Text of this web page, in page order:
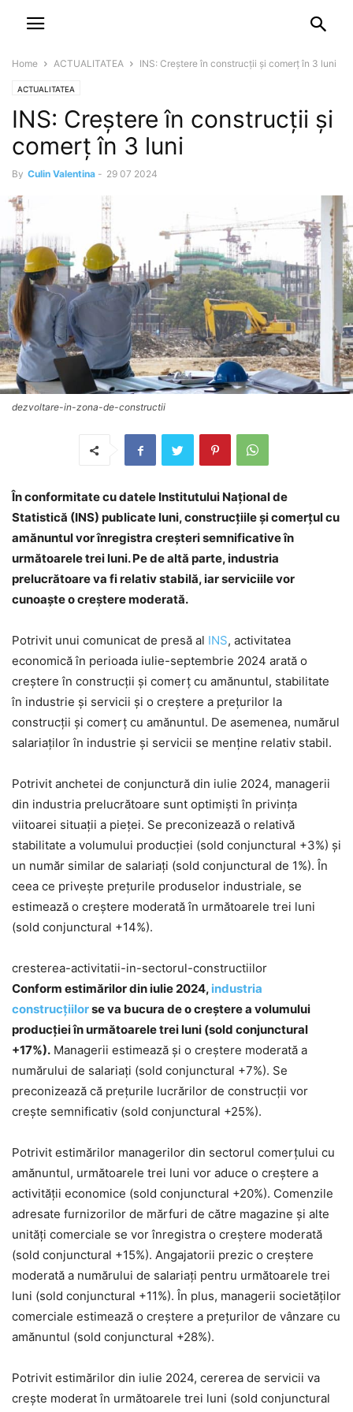
Home ACTUALITATEA INS: Creștere în construcții și comerț în 3 luni
ACTUALITATEA
INS: Creștere în construcții și
comerț în 3 luni
By Culin Valentina - 29 07 2024
dezvoltare-in-zona-de-constructii
În conformitate cu datele Institutului Național de
Statistică (INS) publicate luni, construcțiile și comerțul cu
amănuntul vor înregistra creșteri semnificative în
următoarele trei luni. Pe de altă parte, industria
prelucrătoare va fi relativ stabilă, iar serviciile vor
cunoaște o creștere moderată.
Potrivit unui comunicat de presă al INS, activitatea
economică în perioada iulie-septembrie 2024 arată o
creştere în construcţii şi comerţ cu amănuntul, stabilitate
în industrie şi servicii şi o creştere a preţurilor la
construcţii şi comerţ cu amănuntul. De asemenea, numărul
salariaţilor în industrie şi servicii se menţine relativ stabil.
Potrivit anchetei de conjunctură din iulie 2024, managerii
din industria prelucrătoare sunt optimişti în privinţa
viitoarei situaţii a pieţei. Se preconizează o relativă
stabilitate a volumului producţiei (sold conjunctural +3%) şi
un număr similar de salariaţi (sold conjunctural de 1%). În
ceea ce priveşte preţurile produselor industriale, se
estimează o creştere moderată în următoarele trei luni
(sold conjunctural +14%).
cresterea-activitatii-in-sectorul-constructiilor
Conform estimărilor din iulie 2024, industria
construcțiilorse va bucura de o creștere a volumului
producției în următoarele trei luni (sold conjunctural
+17%). Managerii estimează și o creștere moderată a
numărului de salariați (sold conjunctural +7%). Se
preconizează că prețurile lucrărilor de construcții vor
crește semnificativ (sold conjunctural +25%).
Potrivit estimărilor managerilor din sectorul comerţului cu
amănuntul, următoarele trei luni vor aduce o creştere a
activităţii economice (sold conjunctural +20%). Comenzile
adresate furnizorilor de mărfuri de către magazine şi alte
unităţi comerciale se vor înregistra o creştere moderată
(sold conjunctural +15%). Angajatorii prezic o creştere
moderată a numărului de salariaţi pentru următoarele trei
luni (sold conjunctural +11%). În plus, managerii societăţilor
comerciale estimează o creştere a preţurilor de vânzare cu
amănuntul (sold conjunctural +28%).
Potrivit estimărilor din iulie 2024, cererea de servicii va
crește moderat în următoarele trei luni (sold conjunctural